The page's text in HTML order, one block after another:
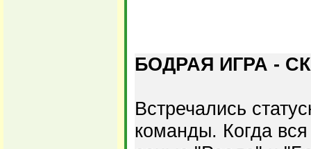
БОДРАЯ ИГРА -
Встречались
команды. Когда